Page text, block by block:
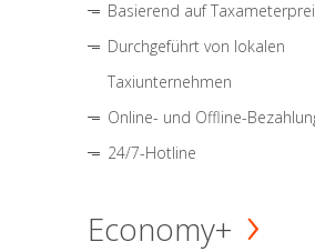
Basierend auf
Durchgeführt von lokalen
Taxiunternehmen
Online- und Offline-
24/7-Hotline
Economy+